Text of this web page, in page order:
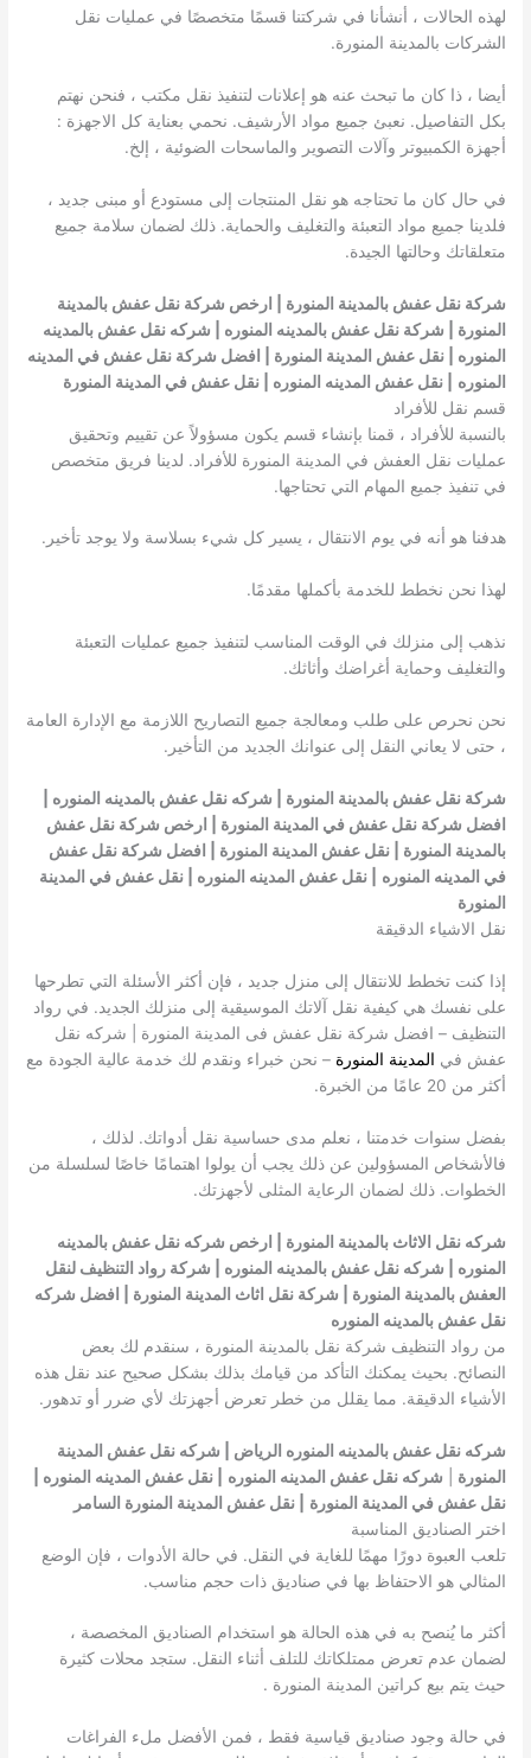
لهذه الحالات ، أنشأنا في شركتنا قسمًا متخصصًا في عمليات نقل
الشركات بالمدينة المنورة.
أيضا ، ذا كان ما تبحث عنه هو إعلانات لتنفيذ نقل مكتب ، فنحن نهتم
بكل التفاصيل. نعبئ جميع مواد الأرشيف. نحمي بعناية كل الاجهزة :
أجهزة الكمبيوتر وآلات التصوير والماسحات الضوئية ، إلخ.
في حال كان ما تحتاجه هو نقل المنتجات إلى مستودع أو مبنى جديد ،
فلدينا جميع مواد التعبئة والتغليف والحماية. ذلك لضمان سلامة جميع
متعلقاتك وحالتها الجيدة.
شركة نقل عفش بالمدينة المنورة | ارخص شركة نقل عفش بالمدينة
المنورة | شركة نقل عفش بالمدينه المنوره | شركه نقل عفش بالمدينه
المنوره | نقل عفش المدينة المنورة | افضل شركة نقل عفش في المدينه
المنوره
| نقل عفش المدينه المنوره | نقل عفش في المدينة المنورة
قسم نقل للأفراد
بالنسبة للأفراد ، قمنا بإنشاء قسم يكون مسؤولاً عن تقييم وتحقيق
عمليات نقل العفش في المدينة المنورة للأفراد. لدينا فريق متخصص
في تنفيذ جميع المهام التي تحتاجها.
هدفنا هو أنه في يوم الانتقال ، يسير كل شيء بسلاسة ولا يوجد تأخير.
لهذا نحن نخطط للخدمة بأكملها مقدمًا.
نذهب إلى منزلك في الوقت المناسب لتنفيذ جميع عمليات التعبئة
والتغليف وحماية أغراضك وأثاثك.
نحن نحرص على طلب ومعالجة جميع التصاريح اللازمة مع الإدارة العامة
، حتى لا يعاني النقل إلى عنوانك الجديد من التأخير.
شركة نقل عفش بالمدينة المنورة | شركه نقل عفش بالمدينه المنوره |
افضل شركة نقل عفش في المدينة المنورة | ارخص شركة نقل عفش
بالمدينة المنورة | نقل عفش المدينة المنورة | افضل شركة نقل عفش
في المدينه المنوره
| نقل عفش المدينه المنوره | نقل عفش في المدينة
المنورة
نقل الاشياء الدقيقة
إذا كنت تخطط للانتقال إلى منزل جديد ، فإن أكثر الأسئلة التي تطرحها
على نفسك هي كيفية نقل آلاتك الموسيقية إلى منزلك الجديد. في رواد
التنظيف – افضل شركة نقل عفش فى المدينة المنورة | شركه نقل
عفش في المدينة المنورة – نحن خبراء ونقدم لك خدمة عالية الجودة مع
أكثر من 20 عامًا من الخبرة.
بفضل سنوات خدمتنا ، نعلم مدى حساسية نقل أدواتك. لذلك ،
فالأشخاص المسؤولين عن ذلك يجب أن يولوا اهتمامًا خاصًا لسلسلة من
الخطوات. ذلك لضمان الرعاية المثلى لأجهزتك.
شركه نقل الاثاث بالمدينة المنورة | ارخص شركه نقل عفش بالمدينه
المنوره | شركه نقل عفش بالمدينه المنوره | شركة رواد التنظيف لنقل
العفش بالمدينة المنورة | شركة نقل اثاث المدينة المنورة | افضل شركه
نقل عفش بالمدينه المنوره
من رواد التنظيف شركة نقل بالمدينة المنورة ، سنقدم لك بعض
النصائح. بحيث يمكنك التأكد من قيامك بذلك بشكل صحيح عند نقل هذه
الأشياء الدقيقة. مما يقلل من خطر تعرض أجهزتك لأي ضرر أو تدهور.
شركه نقل عفش بالمدينه المنوره الرياض | شركه نقل عفش المدينة
المنورة
شركه نقل عفش المدينه المنوره
| نقل عفش المدينه المنوره |
نقل عفش في المدينة المنورة
| نقل عفش المدينة المنورة السامر
اختر الصناديق المناسبة
تلعب العبوة دورًا مهمًا للغاية في النقل. في حالة الأدوات ، فإن الوضع
المثالي هو الاحتفاظ بها في صناديق ذات حجم مناسب.
أكثر ما يُنصح به في هذه الحالة هو استخدام الصناديق المخصصة ،
لضمان عدم تعرض ممتلكاتك للتلف أثناء النقل. ستجد محلات كثيرة
حيث يتم بيع كراتين المدينة المنورة .
في حالة وجود صناديق قياسية فقط ، فمن الأفضل ملء الفراغات